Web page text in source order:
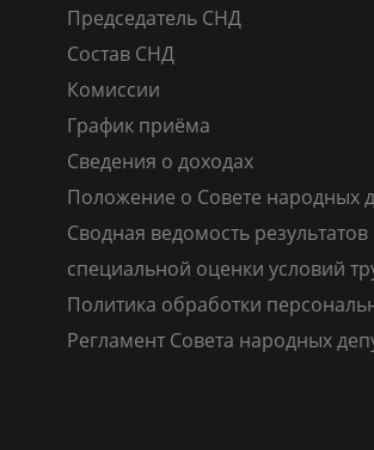
Председатель СНД
Состав СНД
Комиссии
График приёма
Сведения о доходах
Положение о Совете народных
Сводная ведомость
специальной оценки условий
Политика обработки
Регламент Совета народных